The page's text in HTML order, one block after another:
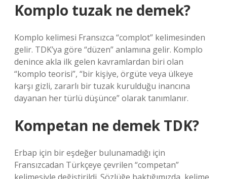
Komplo tuzak ne demek?
Komplo kelimesi Fransızca “complot” kelimesinden
gelir. TDK’ya göre “düzen” anlamına gelir. Komplo
denince akla ilk gelen kavramlardan biri olan
“komplo teorisi”, “bir kişiye, örgüte veya ülkeye
karşı gizli, zararlı bir tuzak kurulduğu inancına
dayanan her türlü düşünce” olarak tanımlanır.
Kompetan ne demek TDK?
Erbap için bir eşdeğer bulunamadığı için
Fransızcadan Türkçeye çevrilen “competan”